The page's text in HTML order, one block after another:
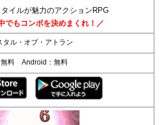
イルが魅力のアクションRPG
でもコンボを決めまくれ！／
タル・オブ・アトラン
無料 Android：無料